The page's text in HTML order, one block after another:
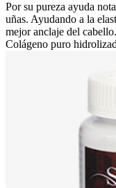
Por su pureza ayuda
uñas. Ayudando a la
mejor anclaje del cabello.
Colágeno puro